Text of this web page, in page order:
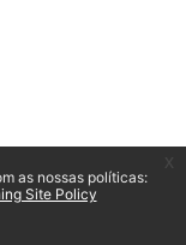
as nossas políticas:
Site Policy